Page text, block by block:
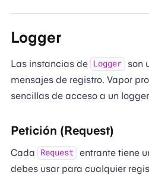
Logger
Las instancias de Logger
son
mensajes de registro. Vapor
sencillas de acceso a un
Petición (Request)
Cada Request entrante tiene
debes usar para cualquier